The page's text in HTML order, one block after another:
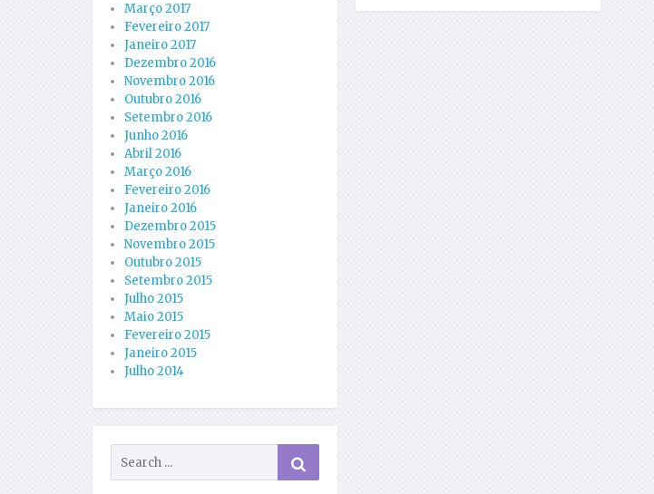
Março 2017
Fevereiro 2017
Janeiro 2017
Dezembro 2016
Novembro 2016
Outubro 2016
Setembro 2016
Junho 2016
Abril 2016
Março 2016
Fevereiro 2016
Janeiro 2016
Dezembro 2015
Novembro 2015
Outubro 2015
Setembro 2015
Julho 2015
Maio 2015
Fevereiro 2015
Janeiro 2015
Julho 2014